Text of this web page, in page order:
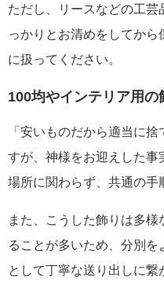
ただし、リースなどの工芸
っかりとお清めをしてか
に扱ってください。
100均やインテリア用の
「安いものだから適当に
すが、神様をお迎えした事
場所に関わらず、共通の手
また、こうした飾りは多
ることが多いため、分別
として丁寧な送り出しに繋